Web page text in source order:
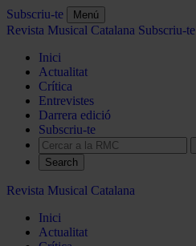
Subscriu-te Menú
Revista Musical Catalana Subscriu-te
Inici
Actualitat
Crítica
Entrevistes
Darrera edició
Subscriu-te
Search
Revista Musical Catalana
Inici
Actualitat